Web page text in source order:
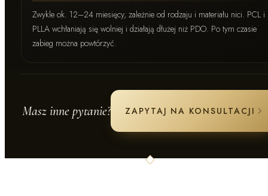
Zwykle ok. 12–24 miesięcy, zależnie od rodzaju i materiału nici. PCL i
PLLA wchłaniają się wolniej i działają dłużej niż PDO. Po tym czasie
zabieg można powtórzyć.
Masz inne pytanie? ZAPYTAJ NA KONSULTACJI